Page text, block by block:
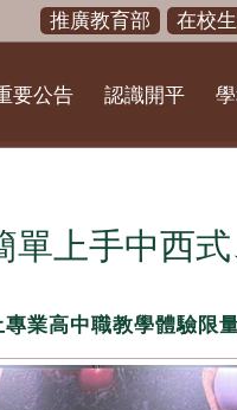
推廣教育部 在校
要公告 認識開平
上手中西
業高中職教學體驗限